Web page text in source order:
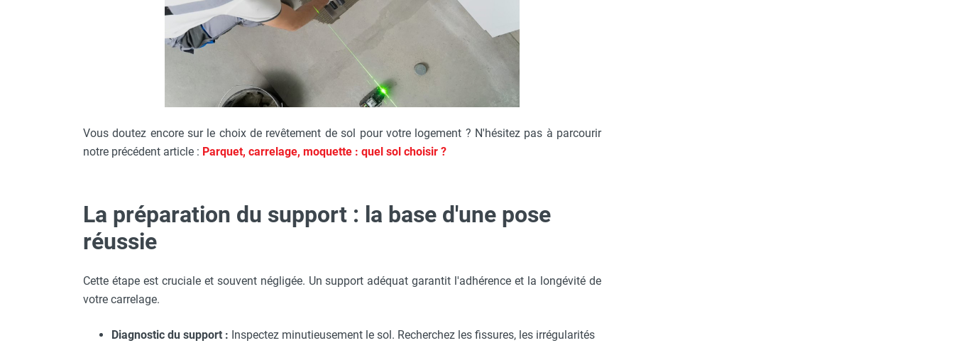
Vous doutez encore sur le choix de revêtement de sol pour votre logement ? N'hésitez pas à parcourir
notre précédent article : Parquet, carrelage, moquette : quel sol choisir ?
La préparation du support : la base d'une pose
réussie
Cette étape est cruciale et souvent négligée. Un support adéquat garantit l'adhérence et la longévité de
votre carrelage.
Diagnostic du support : Inspectez minutieusement le sol. Recherchez les fissures, les irrégularités